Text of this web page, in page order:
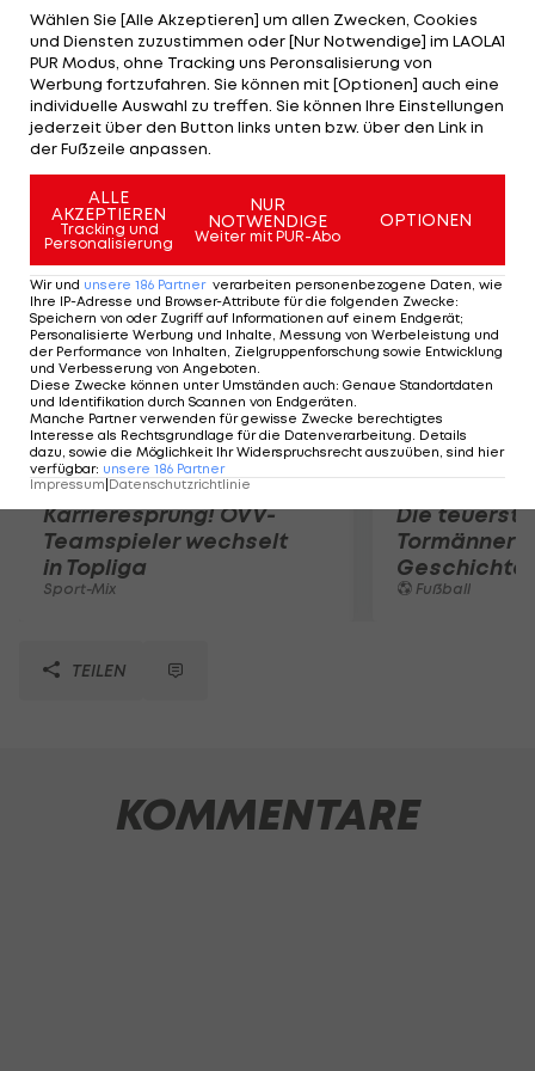
Angebot annehmen. Zwar ist für Cazorla eine
Ablösesumme von 45 Millionen Euro
festgeschrieben, weil Malaga aber dringend Geld
benötigt, spekulieren die Londoner mit diesem
"Schnäppchen". Weiter wird der Vertrag mit
Laurent Koscielny langfristig verlängert.
Mehr zum Thema
Karrieresprung! ÖVV-
Teamspieler wechselt
in Topliga
Sport-Mix
Die
Tormänner
Geschichte
Fußball
TEILEN
KOMMENTARE
Wählen Sie [Alle Akzeptieren] um allen Zwecken, Cookies
und Diensten zuzustimmen oder [Nur Notwendige] im LAOLA1
PUR Modus, ohne Tracking uns Peronsalisierung von
Werbung fortzufahren. Sie können mit [Optionen] auch eine
individuelle Auswahl zu treffen. Sie können Ihre Einstellungen
jederzeit über den Button links unten bzw. über den Link in
der Fußzeile anpassen.
ALLE
AKZEPTIEREN
Tracking und
Personalisierung
NUR
NOTWENDIGE
Weiter mit PUR-Abo
OPTIONEN
Wir und unsere 186 Partner verarbeiten personenbezogene Daten, wie
Ihre IP-Adresse und Browser-Attribute für die folgenden Zwecke:
Speichern von oder Zugriff auf Informationen auf einem Endgerät;
Personalisierte Werbung und Inhalte, Messung von Werbeleistung und
der Performance von Inhalten, Zielgruppenforschung sowie Entwicklung
und Verbesserung von Angeboten.
Diese Zwecke können unter Umständen auch: Genaue Standortdaten
und Identifikation durch Scannen von Endgeräten.
Manche Partner verwenden für gewisse Zwecke berechtigtes
Interesse als Rechtsgrundlage für die Datenverarbeitung. Details
dazu, sowie die Möglichkeit Ihr Widerspruchsrecht auszuüben, sind hier
verfügbar: unsere 186 Partner
Impressum Datenschutzrichtlinie